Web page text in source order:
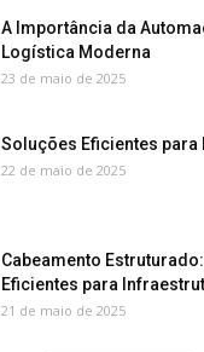
A Importância da
Logística Moderna
23 de maio de 2025
Soluções Eficientes
22 de maio de 2025
Cabeamento
Eficientes para
21 de maio de 2025